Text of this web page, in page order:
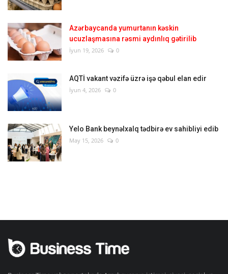
Azərbaycanda yumurtanın kəskin
ucuzlaşmasına rəsmi aydınlıq gətirilib
İyun 19, 2026 0
AQTİ vakant vəzifə üzrə işə qəbul elan edir
İyun 4, 2026 0
Yelo Bank beynəlxalq tədbirə ev sahibliyi edib
May 15, 2026 0